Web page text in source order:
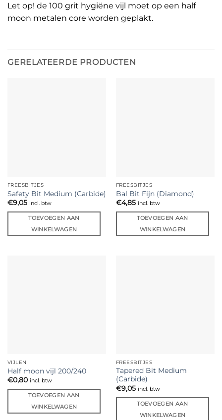
Let op! de 100 grit hygiëne vijl moet op een half
moon metalen core worden geplakt.
GERELATEERDE PRODUCTEN
FREESBITJES
Safety Bit Medium (Carbide)
€9,05 incl. btw
TOEVOEGEN AAN
WINKELWAGEN
FREESBITJES
Bal Bit Fijn (Diamond)
€4,85 incl. btw
TOEVOEGEN AAN
WINKELWAGEN
VIJLEN
Half moon vijl 200/240
€0,80 incl. btw
TOEVOEGEN AAN
WINKELWAGEN
FREESBITJES
Tapered Bit Medium
(Carbide)
€9,05 incl. btw
TOEVOEGEN AAN
WINKELWAGEN